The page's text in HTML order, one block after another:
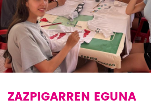
ZAZPIGARREN EGUNA